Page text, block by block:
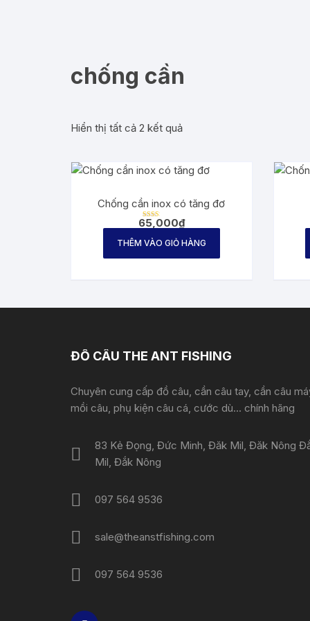
chống cần
Hiển thị tất cả 2 kết quả
Chống cần inox có tăng đơ
Được
hạng
2.31
65,000₫
THÊM VÀO GIỎ HÀNG
ĐỒ CÂU THE ANT FISHING
Chuyên cung cấp đồ câu, cần câu tay, cần câu
mồi câu, phụ kiện câu cá, cước dù... chính hãng
83 Kẻ Đọng, Đức Minh, Đăk Mil, Đăk Nông
Mil, Đắk Nông
097 564 9536
sale@theanstfishing.com
097 564 9536